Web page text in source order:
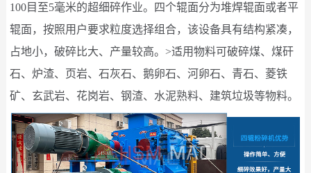
100目至5毫米的超细碎作业。四个辊面分为堆焊辊面或者平
辊面，按照用户要求粒度选择组合，该设备具有结构紧凑，
占地小，破碎比大、产量较高。>适用物料可破碎煤、煤矸
石、炉渣、页岩、石灰石、鹅卵石、河卵石、青石、菱铁
矿、玄武岩、花岗岩、钢渣、水泥熟料、建筑垃圾等物料。